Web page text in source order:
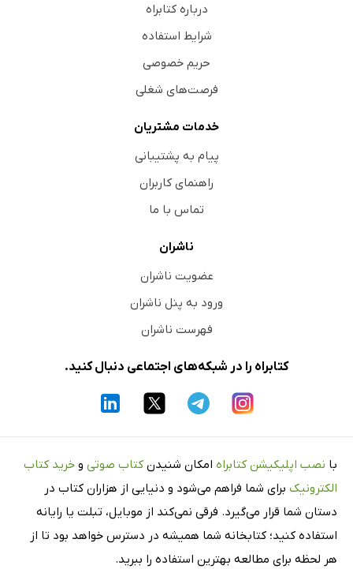
درباره کتابراه
شرایط استفاده
حریم خصوصی
فرصت‌های شغلی
خدمات مشتریان
پیام به پشتیبانی
راهنمای کاربران
تماس با ما
ناشران
عضویت ناشران
ورود به پنل ناشران
فهرست ناشران
کتابراه را در شبکه‌های اجتماعی دنبال کنید.
با نصب اپلیکیشن کتابراه امکان شنیدن کتاب صوتی و خرید کتاب
الکترونیک برای شما فراهم می‌شود و دنیایی از هزاران کتاب در
دستان شما قرار می‌گیرد. فرقی نمی‌کند از موبایل، تبلت یا رایانه
استفاده کنید؛ کتابخانه شما همیشه در دسترس خواهد بود تا از
هر لحظه برای مطالعه بهترین استفاده را ببرید.